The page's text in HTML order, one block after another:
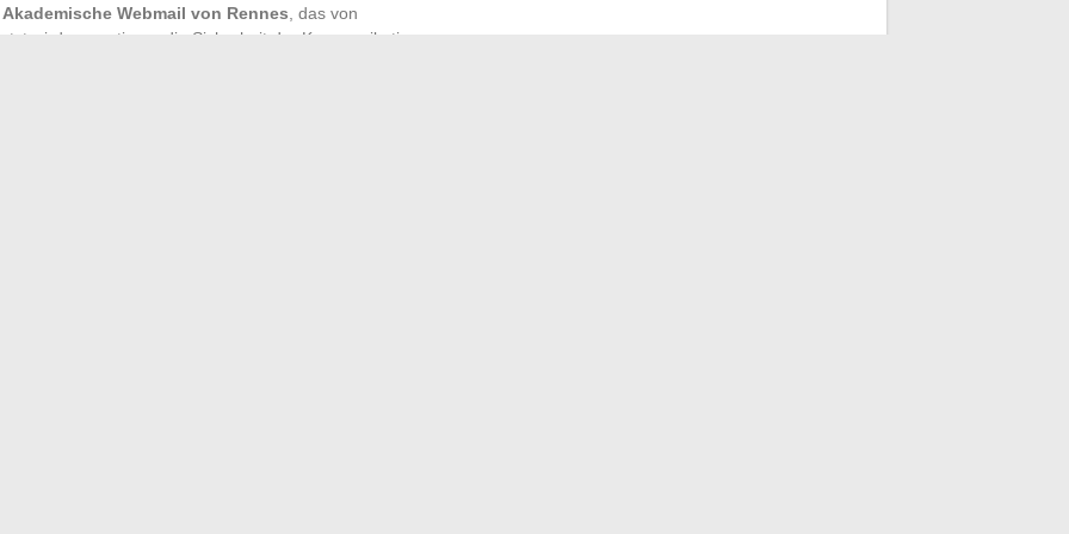
Akademische Webmail von Rennes , das von
wird, garantieren die Sicherheit der Kommunikation.